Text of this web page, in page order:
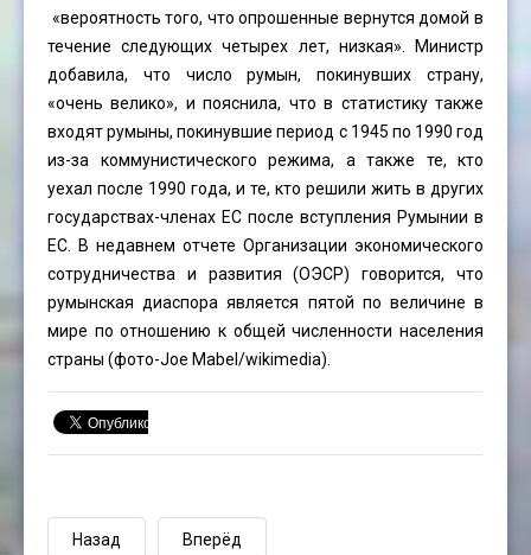
«вероятность того, что опрошенные вернутся домой в
течение следующих четырех лет, низкая». Министр
добавила, что число румын, покинувших страну,
«очень велико», и пояснила, что в статистику также
входят румыны, покинувшие период с 1945 по 1990 год
из-за коммунистического режима, а также те, кто
уехал после 1990 года, и те, кто решили жить в других
государствах-членах ЕС после вступления Румынии в
ЕС. В недавнем отчете Организации экономического
сотрудничества и развития (ОЭСР) говорится, что
румынская диаспора является пятой по величине в
мире по отношению к общей численности населения
страны (фото-Joe Mabel /wikimedia).
Назад Вперёд